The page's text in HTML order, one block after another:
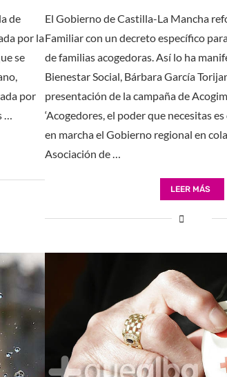
de
por la
se
por
…
El Gobierno de Castilla-La Mancha
Familiar con un decreto específico
de familias acogedoras. Así lo ha
Bienestar Social, Bárbara García
presentación de la campaña de
‘Acogedores, el poder que necesitas
en marcha el Gobierno regional en
Asociación de …
LEER MÁS